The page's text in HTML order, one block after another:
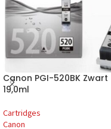
Canon PGI-520BK Zwart
19,0ml
Cartridges
Canon